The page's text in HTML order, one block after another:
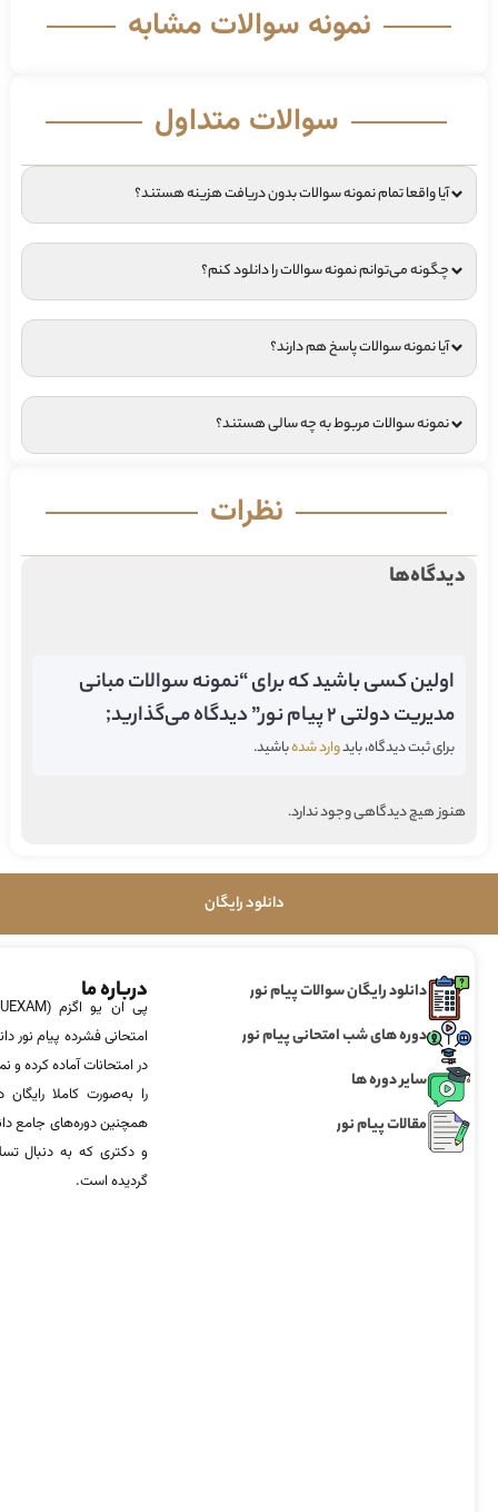
نمونه سوالات مشابه
سوالات متداول
آیا واقعا تمام نمونه سوالات بدون دریافت هزینه هستند؟
چگونه می‌توانم نمونه سوالات را دانلود کنم؟
آیا نمونه سوالات پاسخ هم دارند؟
نمونه سوالات مربوط به چه سالی هستند؟
نظرات
دیدگاه‌ها
اولین کسی باشید که برای “نمونه سوالات مبانی
مدیریت دولتی 2 پیام نور” دیدگاه می‌گذارید;
برای ثبت دیدگاه، بایدوارد شدهباشید.
هنوز هیچ دیدگاهی وجود ندارد.
دانلود رایگان
دانلود رایگان سوالات پیام نور
دوره های شب امتحانی پیام نور
سایر دوره ها
مقالات پیام نور
درباره ما
امتحانی فشرده پیام نور
در امتحانات آماده‌ کرده
را به‌صورت کاملا
همچنین دوره‌های جامع
و دکتری که به دنبال
گردیده است.